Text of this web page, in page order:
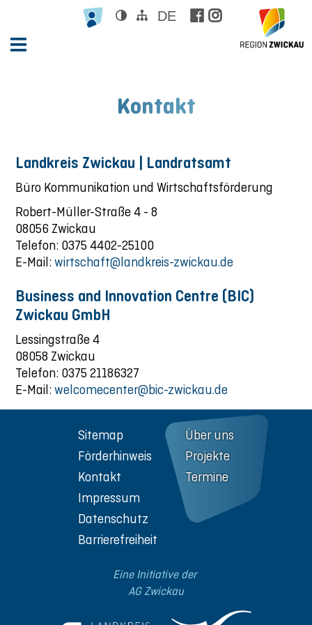

 
DE


Kontakt
Landkreis Zwickau | Landratsamt
Büro Kommunikation und Wirtschaftsförderung
Robert-Müller-Straße 4 - 8
08056 Zwickau
Telefon: 0375 4402-25100
E-Mail:wirtschaft@landkreis-zwickau.de
Business and Innovation Centre (BIC)
Zwickau GmbH
Lessingstraße 4
08058 Zwickau
Telefon: 0375 21186327
E-Mail:welcomecenter@bic-zwickau.de
Sitemap
Förderhinweis
Kontakt
Impressum
Datenschutz
Barrierefreiheit
Über uns
Projekte
Termine